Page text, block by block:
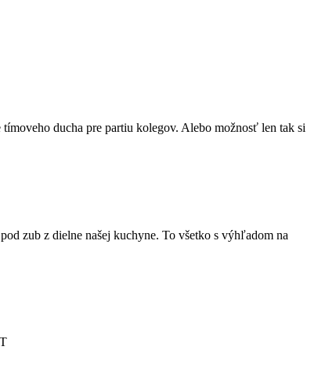
ducha pre partiu kolegov. Alebo možnosť len tak si
zub z dielne našej kuchyne. To všetko s výhľadom na